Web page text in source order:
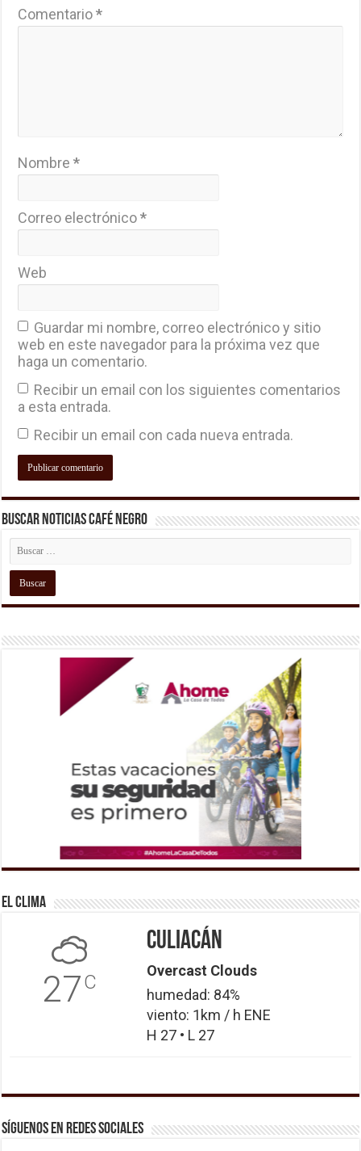
Comentario*
Nombre*
Correo electrónico*
Web
Guardar mi nombre, correo electrónico y sitio
web en este navegador para la próxima vez que
haga un comentario.
Recibir un email con los siguientes comentarios
a esta entrada.
Recibir un email con cada nueva entrada.
Buscar Noticias Café Negro
El Clima
27C
Culiacán
Overcast Clouds
humedad: 84%
viento: 1km / h ENE
H 27 • L 27
Síguenos en Redes Sociales